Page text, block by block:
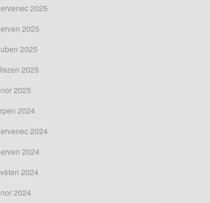
2025
2025
2025
2025
2025
2024
2024
2024
2024
2024